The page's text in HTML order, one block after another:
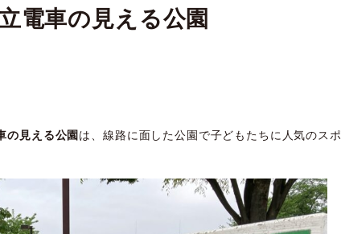
電車の見える公園
の見える公園は、線路に面した公園で子どもたちに人気のスポ